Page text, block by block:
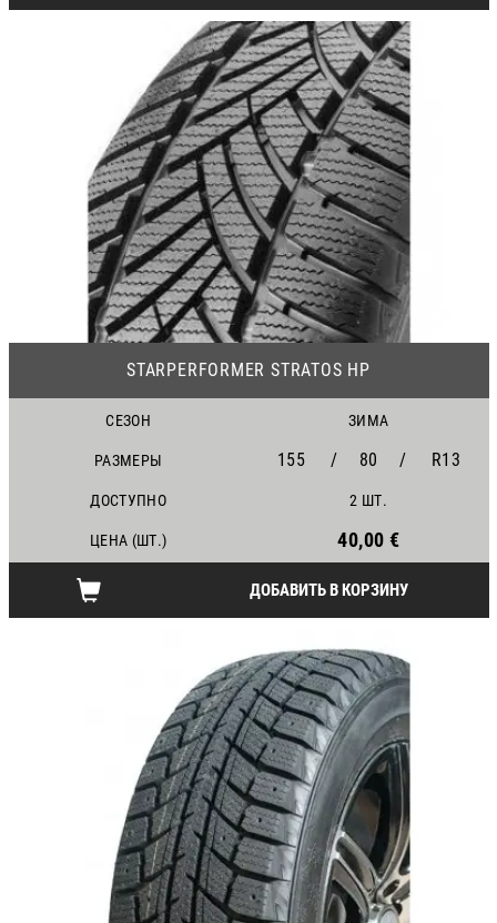
STARPERFORMER STRATOS HP
СЕЗОН ЗИМА
РАЗМЕРЫ 155 / 80 / R13
ДОСТУПНО 2 ШТ.
ЦЕНА (ШТ.) 40,00 €
ДОБАВИТЬ В КОРЗИНУ